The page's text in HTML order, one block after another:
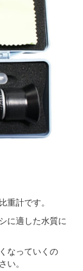
計です。
に適した水質に
なっていくの
い。